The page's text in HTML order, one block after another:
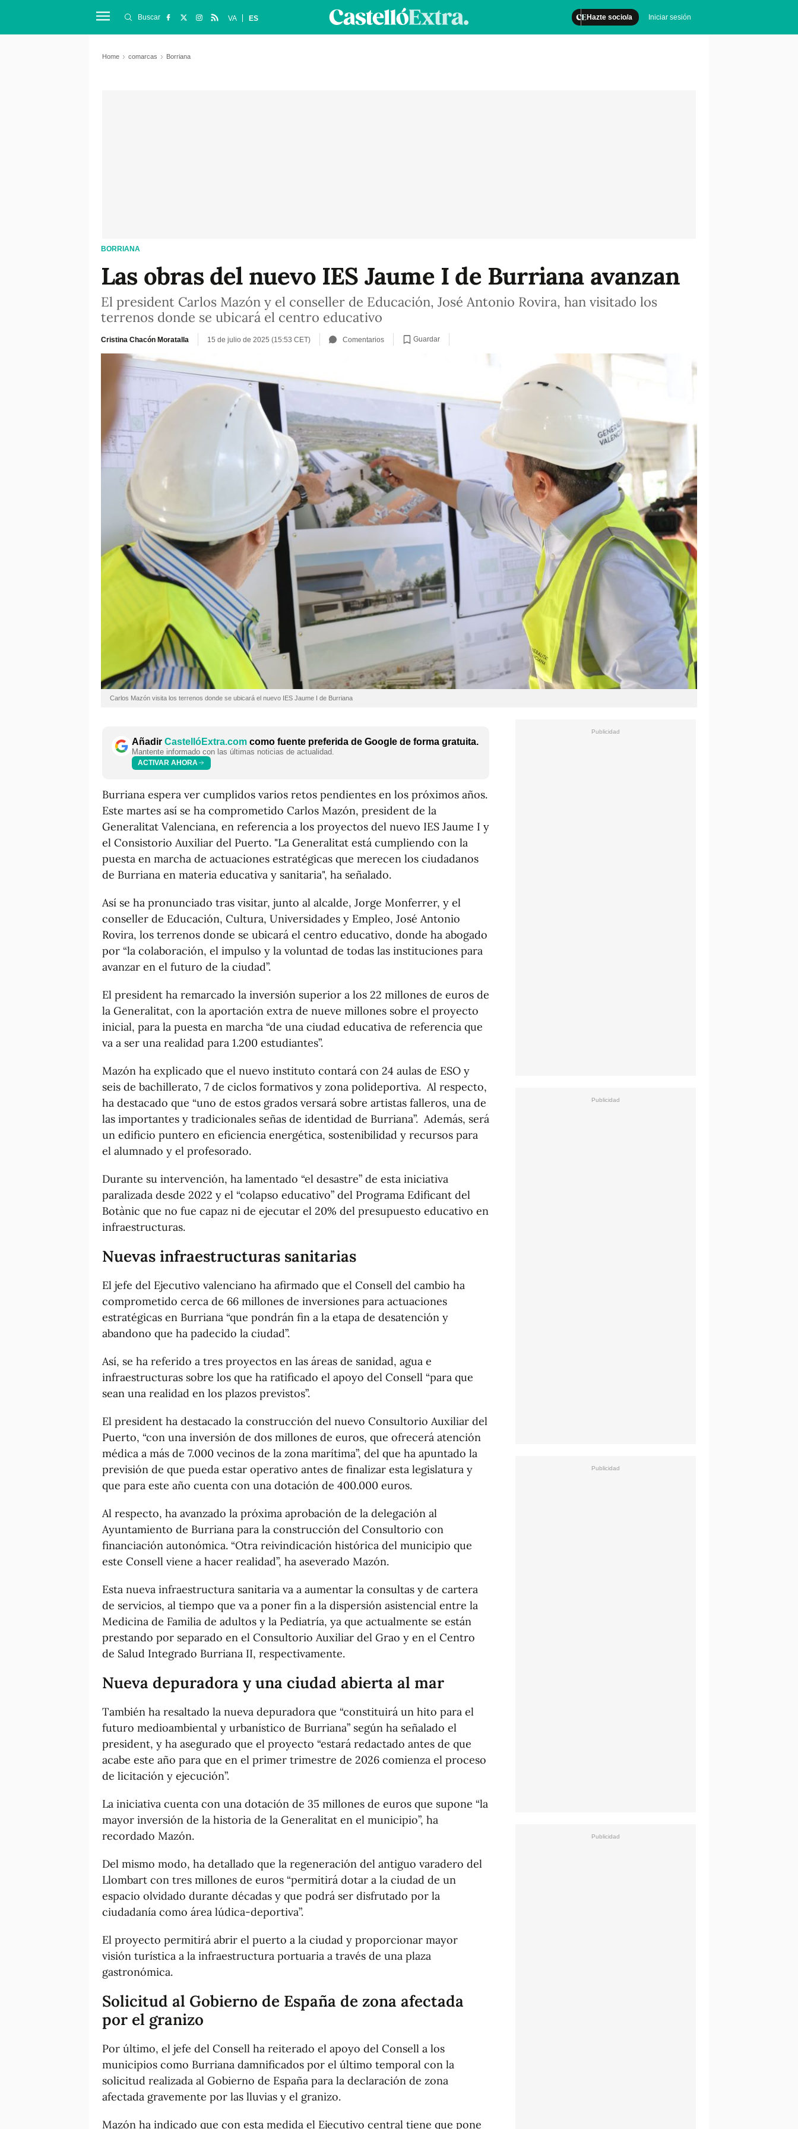
Hazte socio/a Iniciar sesión
Buscar VA ES
Home comarcas Borriana
BORRIANA
Las obras del nuevo IES Jaume I de Burriana avanzan
El president Carlos Mazón y el conseller de Educación, José Antonio Rovira, han visitado los
terrenos donde se ubicará el centro educativo
Cristina Chacón Moratalla 15 de julio de 2025 (15:53 CET) Comentarios Guardar
Carlos Mazón visita los terrenos donde se ubicará el nuevo IES Jaume I de Burriana
Añadir CastellóExtra.com como fuente preferida de Google de forma gratuita.
Mantente informado con las últimas noticias de actualidad.
ACTIVAR AHORA
Burriana espera ver cumplidos varios retos pendientes en los próximos años.
Este martes así se ha comprometido Carlos Mazón, president de la
Generalitat Valenciana, en referencia a los proyectos del nuevo IES Jaume I y
el Consistorio Auxiliar del Puerto. "La Generalitat está cumpliendo con la
puesta en marcha de actuaciones estratégicas que merecen los ciudadanos
de Burriana en materia educativa y sanitaria", ha señalado.
Así se ha pronunciado tras visitar, junto al alcalde, Jorge Monferrer, y el
conseller de Educación, Cultura, Universidades y Empleo, José Antonio
Rovira, los terrenos donde se ubicará el centro educativo, donde ha abogado
por “la colaboración, el impulso y la voluntad de todas las instituciones para
avanzar en el futuro de la ciudad”.
El president ha remarcado la inversión superior a los 22 millones de euros de
la Generalitat, con la aportación extra de nueve millones sobre el proyecto
inicial, para la puesta en marcha “de una ciudad educativa de referencia que
va a ser una realidad para 1.200 estudiantes”.
Mazón ha explicado que el nuevo instituto contará con 24 aulas de ESO y
seis de bachillerato, 7 de ciclos formativos y zona polideportiva. Al respecto,
ha destacado que “uno de estos grados versará sobre artistas falleros, una de
las importantes y tradicionales señas de identidad de Burriana”. Además, será
un edificio puntero en eficiencia energética, sostenibilidad y recursos para
el alumnado y el profesorado.
Durante su intervención, ha lamentado “el desastre” de esta iniciativa
paralizada desde 2022 y el “colapso educativo” del Programa Edificant del
Botànic que no fue capaz ni de ejecutar el 20% del presupuesto educativo en
infraestructuras.
Nuevas infraestructuras sanitarias
El jefe del Ejecutivo valenciano ha afirmado que el Consell del cambio ha
comprometido cerca de 66 millones de inversiones para actuaciones
estratégicas en Burriana “que pondrán fin a la etapa de desatención y
abandono que ha padecido la ciudad”.
Así, se ha referido a tres proyectos en las áreas de sanidad, agua e
infraestructuras sobre los que ha ratificado el apoyo del Consell “para que
sean una realidad en los plazos previstos”.
El president ha destacado la construcción del nuevo Consultorio Auxiliar del
Puerto, “con una inversión de dos millones de euros, que ofrecerá atención
médica a más de 7.000 vecinos de la zona marítima”, del que ha apuntado la
previsión de que pueda estar operativo antes de finalizar esta legislatura y
que para este año cuenta con una dotación de 400.000 euros.
Al respecto, ha avanzado la próxima aprobación de la delegación al
Ayuntamiento de Burriana para la construcción del Consultorio con
financiación autonómica. “Otra reivindicación histórica del municipio que
este Consell viene a hacer realidad”, ha aseverado Mazón.
Esta nueva infraestructura sanitaria va a aumentar la consultas y de cartera
de servicios, al tiempo que va a poner fin a la dispersión asistencial entre la
Medicina de Familia de adultos y la Pediatría, ya que actualmente se están
prestando por separado en el Consultorio Auxiliar del Grao y en el Centro
de Salud Integrado Burriana II, respectivamente.
Nueva depuradora y una ciudad abierta al mar
También ha resaltado la nueva depuradora que “constituirá un hito para el
futuro medioambiental y urbanístico de Burriana” según ha señalado el
president, y ha asegurado que el proyecto “estará redactado antes de que
acabe este año para que en el primer trimestre de 2026 comienza el proceso
de licitación y ejecución”.
La iniciativa cuenta con una dotación de 35 millones de euros que supone “la
mayor inversión de la historia de la Generalitat en el municipio”, ha
recordado Mazón.
Del mismo modo, ha detallado que la regeneración del antiguo varadero del
Llombart con tres millones de euros “permitirá dotar a la ciudad de un
espacio olvidado durante décadas y que podrá ser disfrutado por la
ciudadanía como área lúdica-deportiva”.
El proyecto permitirá abrir el puerto a la ciudad y proporcionar mayor
visión turística a la infraestructura portuaria a través de una plaza
gastronómica.
Solicitud al Gobierno de España de zona afectada
por el granizo
Por último, el jefe del Consell ha reiterado el apoyo del Consell a los
municipios como Burriana damnificados por el último temporal con la
solicitud realizada al Gobierno de España para la declaración de zona
afectada gravemente por las lluvias y el granizo.
Mazón ha indicado que con esta medida el Ejecutivo central tiene que pone